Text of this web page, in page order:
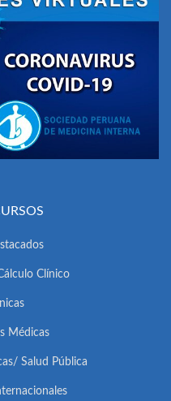
Clínico
Médicas
Salud Pública